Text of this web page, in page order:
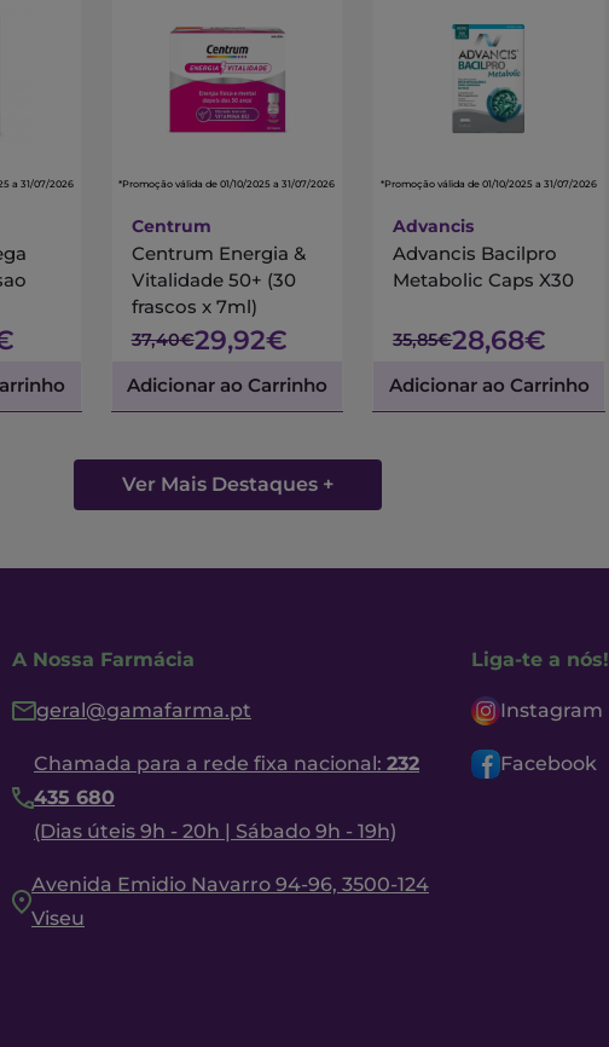
a 31/07/2026 *Promoção válida de 01/10/2025 a 31/07/2026
Centrum
Centrum Energia &
Vitalidade 50+ (30
frascos x 7ml)
37,40€29,92€
Adicionar ao Carrinho
*Promoção válida de 01/10/2025 a 31/07/2026
Advancis
Advancis Bacilpro
Metabolic Caps X30
35,85€28,68€
Adicionar ao Carrinho
Ver Mais Destaques +
A Nossa Farmácia
geral@gamafarma.pt
Chamada para a rede fixa nacional: 232
435 680
(Dias úteis 9h - 20h | Sábado 9h - 19h)
Avenida Emidio Navarro 94-96, 3500-124
Viseu
Liga-te a nós!
Instagram
Facebook